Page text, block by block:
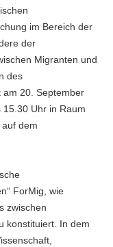
im Bereich der
der
Migranten und
des
am 20. September
Uhr in Raum
dem
ForMig, wie
zwischen
konstituiert. In dem